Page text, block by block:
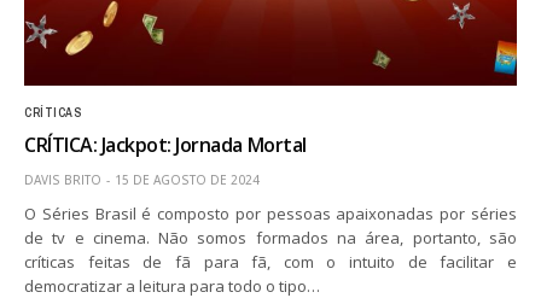
CRÍTICAS
CRÍTICA: Jackpot: Jornada Mortal
DAVIS BRITO 15 DE AGOSTO DE 2024
O Séries Brasil é composto por pessoas apaixonadas por séries
de tv e cinema. Não somos formados na área, portanto, são
críticas feitas de fã para fã, com o intuito de facilitar e
democratizar a leitura para todo o tipo…